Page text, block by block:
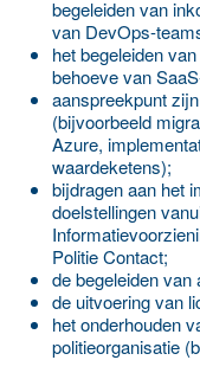
begeleiden van
van DevOps-
het begeleiden
behoeve van
aanspreekpunt
(bijvoorbeeld
Azure,
waardeketens);
bijdragen aan het
doelstellingen
Politie Contact;
de begeleiden van
de uitvoering van
het onderhouden
politieorganisatie